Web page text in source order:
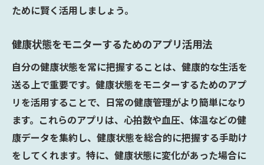
ために賢く活用しましょう。
健康状態をモニターするためのアプリ活用法
自分の健康状態を常に把握することは、健康的な生活を
送る上で重要です。健康状態をモニターするためのアプ
リを活用することで、日常の健康管理がより簡単になり
ます。これらのアプリは、心拍数や血圧、体温などの健
康データを集約し、健康状態を総合的に把握する手助け
をしてくれます。特に、健康状態に変化があった場合に